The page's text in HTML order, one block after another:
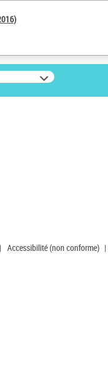
| Accessibilité (non conforme) |